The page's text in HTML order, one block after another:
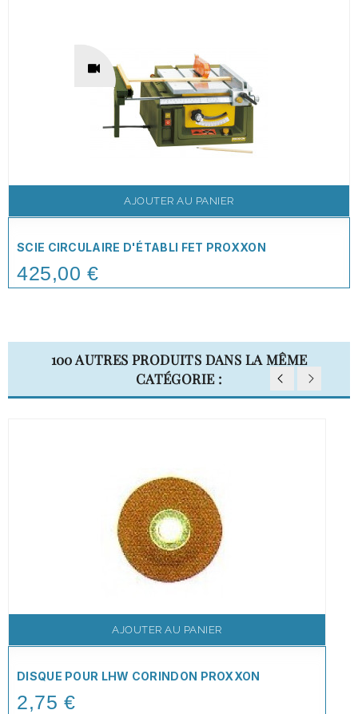
AJOUTER AU PANIER
SCIE CIRCULAIRE D'ÉTABLI FET PROXXON
Price
425,00 €
100 AUTRES PRODUITS DANS LA MÊME
CATÉGORIE :
AJOUTER AU PANIER
DISQUE POUR LHW CORINDON PROXXON
Price
2,75 €